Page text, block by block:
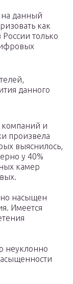
на данный
как
России только
данного
компаний и
произвела
выяснилось,
у 40%
камер
насыщен
Имеется
неуклонно